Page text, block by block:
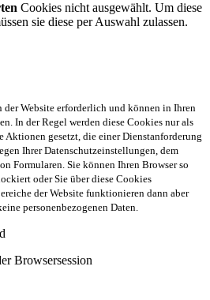
Cookies nicht ausgewählt. Um diese
sie diese per Auswahl zulassen.
Website erforderlich und können in Ihren
In der Regel werden diese Cookies nur als
gesetzt, die einer Dienstanforderung
Ihrer Datenschutzeinstellungen, dem
Formularen. Sie können Ihren Browser so
oder Sie über diese Cookies
der Website funktionieren dann aber
personenbezogenen Daten.
Browsersession